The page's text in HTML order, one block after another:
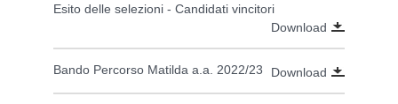
Esito delle selezioni - Candidati vincitori
Download
Bando Percorso Matilda a.a. 2022/23 Download